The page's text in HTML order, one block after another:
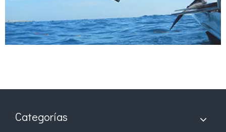
Categorías